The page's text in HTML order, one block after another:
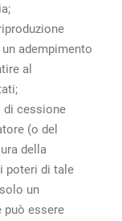
adempimento
al
di cessione
(o del
della
poteri di tale
un
può essere